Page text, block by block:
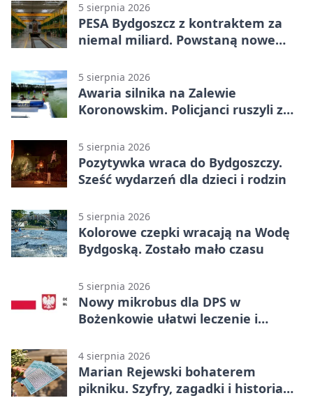
5 sierpnia 2026
PESA Bydgoszcz z kontraktem za
niemal miliard. Powstaną nowe
5 sierpnia 2026
Awaria silnika na Zalewie
Koronowskim. Policjanci ruszyli z
5 sierpnia 2026
Pozytywka wraca do Bydgoszczy.
Sześć wydarzeń dla dzieci i rodzin
5 sierpnia 2026
Kolorowe czepki wracają na Wodę
Bydgoską. Zostało mało czasu
5 sierpnia 2026
Nowy mikrobus dla DPS w
Bożenkowie ułatwi leczenie i
4 sierpnia 2026
Marian Rejewski bohaterem
pikniku. Szyfry, zagadki i historia